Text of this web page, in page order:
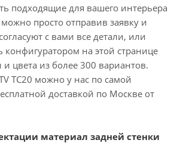
подходящие для вашего интерьера
можно просто отправив заявку и
с вами все детали, или
конфигуратором на этой странице
цвета из более 300 вариантов.
ТС20 можно у нас по самой
доставкой по Москве от
материал задней стенки